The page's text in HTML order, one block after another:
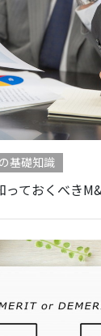
基礎知識
ておくべき